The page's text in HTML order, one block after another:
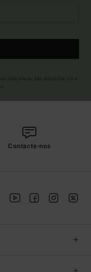
Contacte-nos